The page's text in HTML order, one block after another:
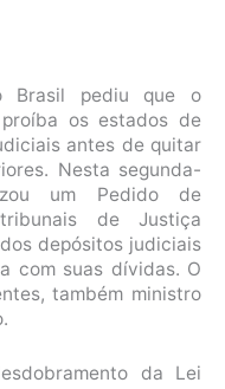
Brasil pediu que o
os estados de
antes de quitar
Nesta segunda-
um Pedido de
de Justiça
depósitos judiciais
com suas dívidas. O
também ministro
da Lei